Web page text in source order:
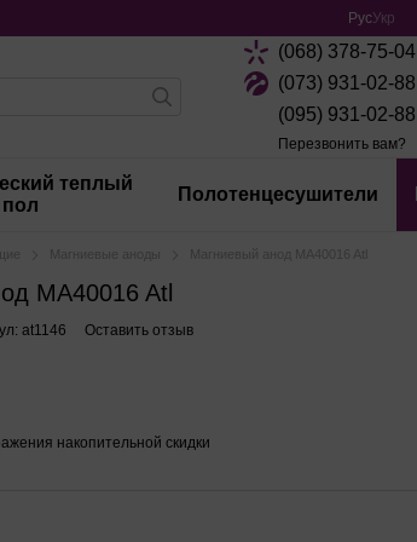
РусУкр
(068) 378-75-04
(073) 931-02-88
(095) 931-02-88
Перезвонить вам?
теплый
пол
Полотенцесушители
Магниевые аноды Магниевый анод MA40016 Atl
MA40016 Atl
at1146 Оставить отзыв
накопительной скидки